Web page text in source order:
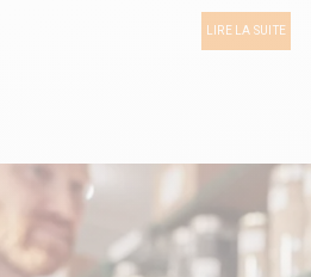
LIRE LA SUITE